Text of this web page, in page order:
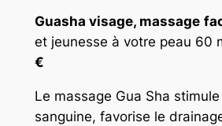
Guasha visage, massage
et jeunesse à votre peau 60
€
Le massage Gua Sha
sanguine, favorise le